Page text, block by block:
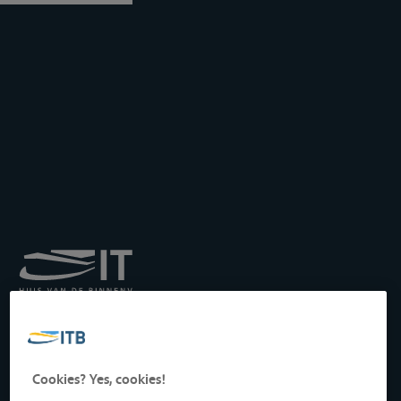
het Transport langs de
Drukpersstraat 19
1000 Brussel, België
Cookies? Yes, cookies!